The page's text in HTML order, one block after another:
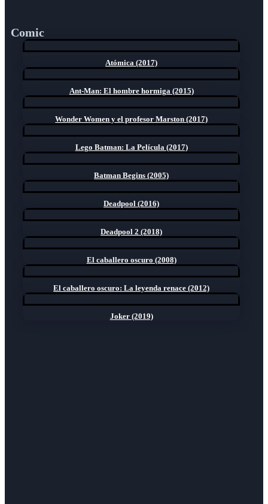
Comic
Atómica (2017)
Ant-Man: El hombre hormiga (2015)
Wonder Women y el profesor Marston (2017)
Lego Batman: La Película (2017)
Batman Begins (2005)
Deadpool (2016)
Deadpool 2 (2018)
El caballero oscuro (2008)
El caballero oscuro: La leyenda renace (2012)
Joker (2019)